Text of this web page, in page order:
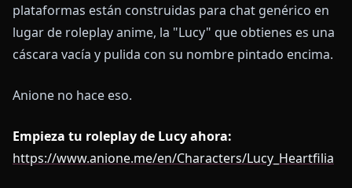
plataformas están construidas para chat genérico en
lugar de roleplay anime, la "Lucy" que obtienes es una
cáscara vacía y pulida con su nombre pintado encima.
Anione no hace eso.
Empieza tu roleplay de Lucy ahora:
https://www.anione.me/en/Characters/Lucy_Heartfilia